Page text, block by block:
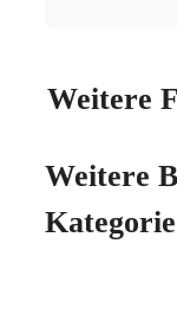
Weitere
Weitere
Kategorie